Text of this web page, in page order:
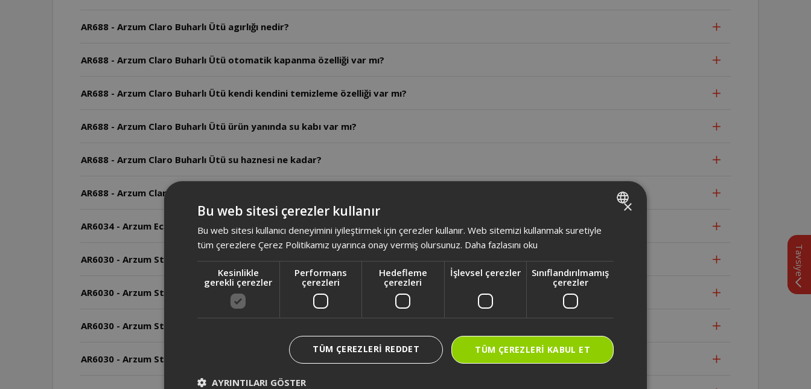
AR688 - Arzum Claro Buharlı Ütü agırlığı nedir?
AR688 - Arzum Claro Buharlı Ütü otomatik kapanma özelliği var mı?
AR688 - Arzum Claro Buharlı Ütü kendi kendini temizleme özelliği var mı?
AR688 - Arzum Claro Buharlı Ütü ürün yanında su kabı var mı?
AR688 - Arzum Claro Buharlı Ütü su haznesi ne kadar?
AR688 - Arzum Claro Buharlı Ütü kablo uzunluğu ne kadardır?
AR6034 - Arzum Eco Steam Buharlı Ütü'de şok buhar özelliği var mıdır?
AR6030 - Arzum SteamPro Plus Buharlı Ütü kireçlenmeye karşı nasıl bir koruma sağlar?
AR6030 - Arzum SteamPro Plus Buharlı Ütü düşük sıcaklıklarda su sızdırır mı?
AR6030 - Arzum SteamPro Plus Buharlı Ütü modelinde otomatik kapanma (emniyet) sistemi var mıdır?
AR6030 - Arzum SteamPro Plus Buharlı Ütü modelinin elektrik kablosu kaç metredir?
Tavsiye
TURKISH
×
Bu web sitesi çerezler kullanır
Bu web sitesi kullanıcı deneyimini iyileştirmek için çerezler kullanır. Web sitemizi kullanmak suretiyle
tüm çerezlere Çerez Politikamız uyarınca onay vermiş olursunuz. Daha fazlasını oku
Kesinlikle
gerekli çerezler
Performans
çerezleri
Hedefleme
çerezleri
İşlevsel çerezler
Sınıflandırılmamış
çerezler
TÜM ÇEREZLERI KABUL ET
TÜM ÇEREZLERI REDDET
AYRINTILARI GÖSTER